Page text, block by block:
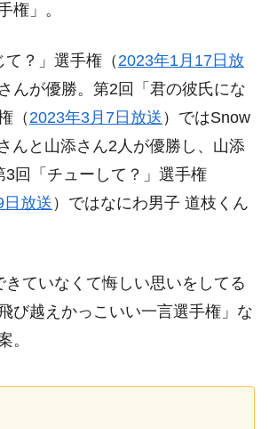
権」。
？」選手権（ 2023年1月17日放
んが優勝。第2回「君の彼氏にな
（ 2023年3月7日放送 ）ではSnow
んと山添さん2人が優勝し、山添
3回「チューして？」選手権
放送 ）ではなにわ男子 道枝くん
きていなくて悔しい思いをしてる
び越えかっこいい一言選手権」な
。